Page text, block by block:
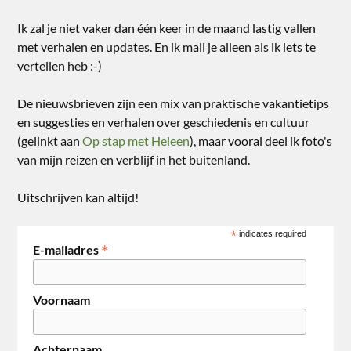
Ik zal je niet vaker dan één keer in de maand lastig vallen
met verhalen en updates. En ik mail je alleen als ik iets te
vertellen heb :-)
De nieuwsbrieven zijn een mix van praktische vakantietips
en suggesties en verhalen over geschiedenis en cultuur
(gelinkt aanOp stap met Heleen), maar vooral deel ik foto's
van mijn reizen en verblijf in het buitenland.
Uitschrijven kan altijd!
* indicates required
E-mailadres *
Voornaam